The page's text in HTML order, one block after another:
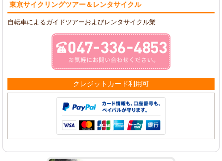
東京サイクリングツアー＆レンタサイクル
自転車によるガイドツアーおよびレンタサイクル業
クレジットカード利用可